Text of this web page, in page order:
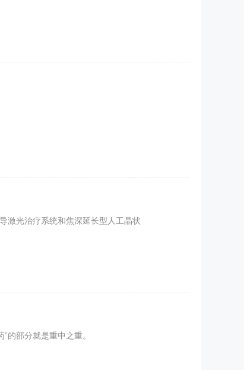
激光治疗系统和焦深延长型人工晶状
的部分就是重中之重。